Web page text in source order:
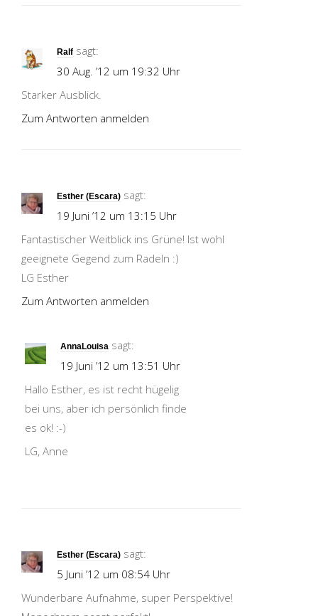
Ralf sagt:
30 Aug. ’12 um 19:32 Uhr
Starker Ausblick.
Zum Antworten anmelden
Esther (Escara) sagt:
19 Juni ’12 um 13:15 Uhr
Fantastischer Weitblick ins Grüne! Ist wohl
geeignete Gegend zum Radeln :)
LG Esther
Zum Antworten anmelden
AnnaLouisa sagt:
19 Juni ’12 um 13:51 Uhr
Hallo Esther, es ist recht hügelig
bei uns, aber ich persönlich finde
es ok! :-)
LG, Anne
Esther (Escara) sagt:
5 Juni ’12 um 08:54 Uhr
Wunderbare Aufnahme, super Perspektive!